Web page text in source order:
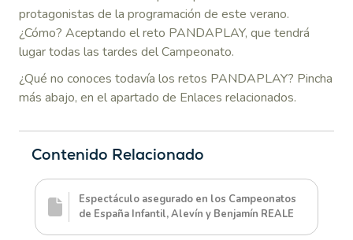
protagonistas de la programación de este verano.
¿Cómo? Aceptando el reto PANDAPLAY, que tendrá
lugar todas las tardes del Campeonato.
¿Qué no conoces todavía los retos PANDAPLAY? Pincha
más abajo, en el apartado de Enlaces relacionados.
Contenido Relacionado
Espectáculo asegurado en los Campeonatos
de España Infantil, Alevín y Benjamín REALE